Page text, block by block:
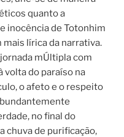
quanto a
inocência de Totonhim
lírica da narrativa.
mÚltipla com
volta do paraíso na
o afeto e o respeito
no final do
chuva de purificação,